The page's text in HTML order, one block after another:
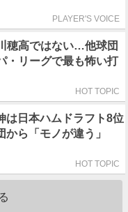
PLAYER'S VOICE
穂高ではない…他球団
・リーグで最も怖い打
HOT TOPIC
は日本ハムドラフト8位
ら「モノが違う」
HOT TOPIC